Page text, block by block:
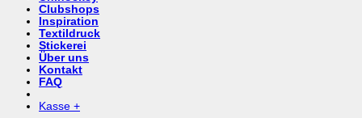
Clubshops
Inspiration
Textildruck
Stickerei
Über uns
Kontakt
FAQ
Kasse +